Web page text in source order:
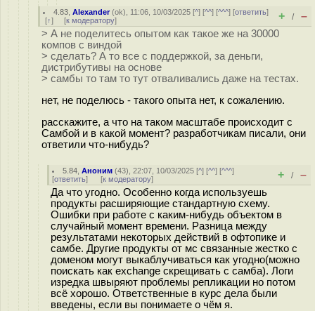
4.83 ,Alexander(ok), 11:06, 10/03/2025 [^] [^^] [^^^] [ответить]
[↑] [к модератору] + / –
> А не поделитесь опытом как такое же на 30000
компов с виндой
> сделать? А то все с поддержкой, за деньги,
дистрибутивы на основе
> самбы то там то тут отваливались даже на тестах.
нет, не поделюсь - такого опыта нет, к сожалению.
расскажите, а что на таком масштабе происходит с
Самбой и в какой момент? разработчикам писали, они
ответили что-нибудь?
5.84 ,Аноним (43), 22:07, 10/03/2025 [^] [^^] [^^^]
[ответить] [к модератору] + / –
Да что угодно. Особенно когда используешь
продукты расширяющие стандартную схему.
Ошибки при работе с каким-нибудь объектом в
случайный момент времени. Разница между
результатами некоторых действий в офтопике и
самбе. Другие продукты от мс связанные жестко с
доменом могут выкаблучиваться как угодно(можно
поискать как exchange скрещивать с самба). Логи
изредка швыряют проблемы репликации но потом
всё хорошо. Ответственные в курс дела были
введены, если вы понимаете о чём я.